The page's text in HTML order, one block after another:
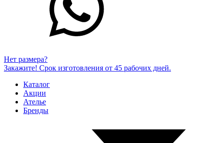
Нет размера?
Закажите! Срок изготовления от 45 рабочих дней.
Каталог
Акции
Ателье
Бренды